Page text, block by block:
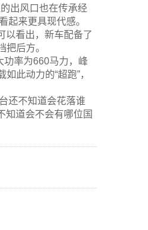
出风口也在传承经
起来更具现代感。
以看出，新车配备了
后方。
功率为660马力，峰
此动力的“超跑”，
还不知道会花落谁
知道会不会有哪位国